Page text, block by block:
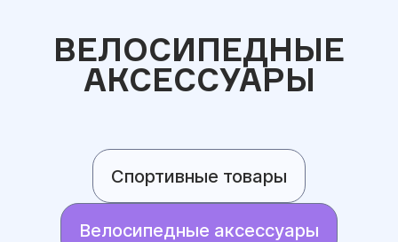
ВЕЛОСИПЕДНЫЕ
АКСЕССУАРЫ
Спортивные товары
Велосипедные аксессуары